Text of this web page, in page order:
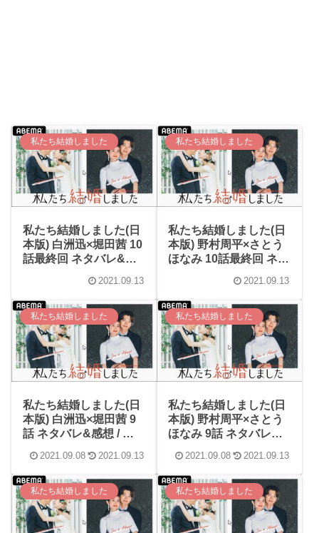
私たち結婚しました
私たち結婚しました(日
本版) 白洲迅×堀田茜 10
話最終回 ネタバレ&感
メンとは…愛です(笑)最
初も最後もラーメンな
かわいい白洲迅！
2021.09.13
私たち結婚しました
私たち結婚しました(日
本版) 野村周平×さとう
ほなみ 10話最終回 ネタ
不意打ちキスがヤバ
い！！カッコよすぎる
ラストでした！！！
2021.09.13
私たち結婚しました
私たち結婚しました(日
本版) 白洲迅×堀田茜 9
話 ネタバレ&感想 / 白
めてる感じがすごくカ
ワイイ(≧∇≦)
2021.09.08 2021.09.13
私たち結婚しました
私たち結婚しました(日
本版) 野村周平×さとう
ほなみ 9話 ネタバレ&
な、結婚するの」って
ついに言い出したぞ野
村周平！！
2021.09.08 2021.09.13
私たち結婚しました 私たち結婚しました